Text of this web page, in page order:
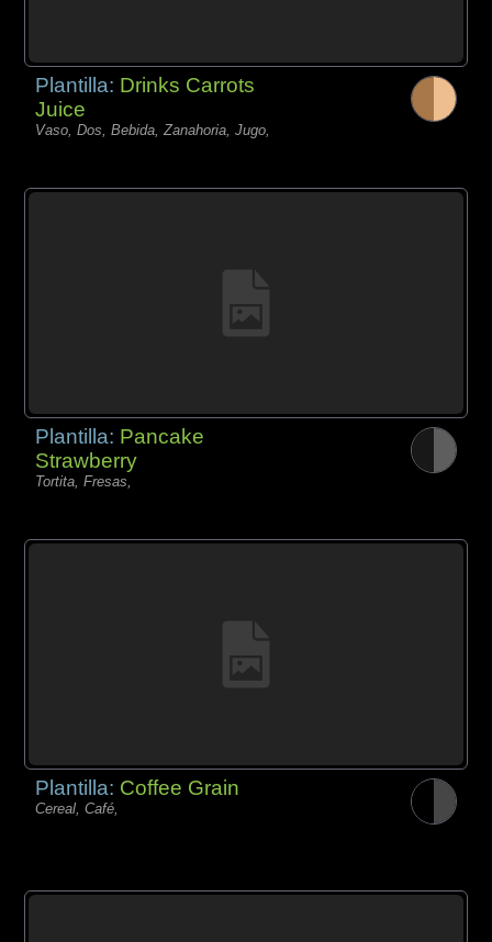
Plantilla: Drinks Carrots
Juice
Vaso, Dos, Bebida, Zanahoria, Jugo,
Plantilla: Pancake
Strawberry
Tortita, Fresas,
Plantilla: Coffee Grain
Cereal, Café,